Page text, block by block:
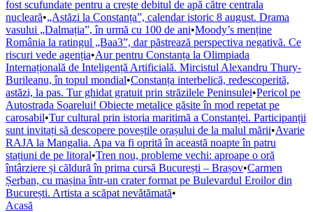
fost scufundate pentru a crește debitul de apă către centrala
nucleară•„Astăzi la Constanța”, calendar istoric 8 august. Drama
vasului „Dalmația”, în urmă cu 100 de ani•Moody’s menține
România la ratingul „Baa3”, dar păstrează perspectiva negativă. Ce
riscuri vede agenția•Aur pentru Constanța la Olimpiada
Internațională de Inteligență Artificială. Mircistul Alexandru Thury-
Burileanu, în topul mondial•Constanța interbelică, redescoperită,
astăzi, la pas. Tur ghidat gratuit prin străzilele Peninsulei•Pericol pe
Autostrada Soarelui! Obiecte metalice găsite în mod repetat pe
carosabil•Tur cultural prin istoria maritimă a Constanței. Participanții
sunt invitați să descopere poveștile orașului de la malul mării•Avarie
RAJA la Mangalia. Apa va fi oprită în această noapte în patru
stațiuni de pe litoral•Tren nou, probleme vechi: aproape o oră
întârziere și căldură în prima cursă București – Brașov•Carmen
Șerban, cu mașina într-un crater format pe Bulevardul Eroilor din
București. Artista a scăpat nevătămată•
Acasă